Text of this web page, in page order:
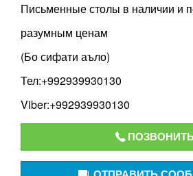
Письменные столы в наличии и
разумным ценам
(Бо сифати аъло)
Тел:+992939930130
Viber:+992939930130